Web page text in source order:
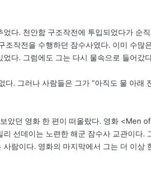
다. 천안함 구조작전에 투입되었다가 순
조작전을 수행하던 잠수사였다. 이미 수많
다. 그럼에도 그는 다시 물속으로 들어갔
다. 그러나 사람들은 그가 “아직도 물 아래
았던 영화 한 편이 떠올랐다. 영화 <Men
선데이는 노련한 해군 잠수사 교관이다.
람이다. 영화의 마지막에서 그는 더 이상